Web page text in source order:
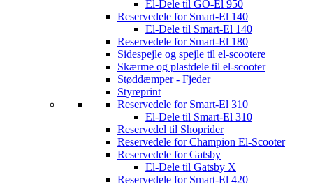
El-Dele til GO-El 950
Reservedele for Smart-El 140
El-Dele til Smart-El 140
Reservedele for Smart-El 180
Sidespejle og spejle til el-scootere
Skærme og plastdele til el-scooter
Støddæmper - Fjeder
Styreprint
Reservedele for Smart-El 310
El-Dele til Smart-El 310
Reservedel til Shoprider
Reservedele for Champion El-Scooter
Reservedele for Gatsby
El-Dele til Gatsby X
Reservedele for Smart-El 420